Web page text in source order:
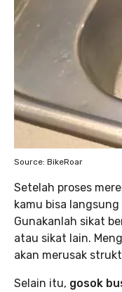
Source: BikeRoar
Setelah proses
kamu bisa
Gunakanlah sikat
atau sikat lain.
akan merusak
Selain itu, gosok